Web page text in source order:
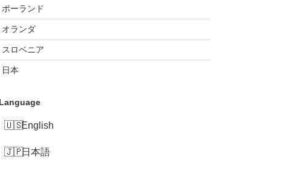
ポーランド
オランダ
スロベニア
日本
Language
English
日本語